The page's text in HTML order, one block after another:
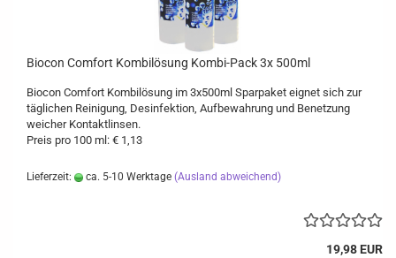
Biocon Comfort Kombilösung Kombi-Pack 3x 500ml
Biocon Comfort Kombilösung im 3x500ml Sparpaket eignet sich zur
täglichen Reinigung, Desinfektion, Aufbewahrung und Benetzung
weicher Kontaktlinsen.
Preis pro 100 ml: € 1,13
Lieferzeit: ca. 5-10 Werktage (Ausland abweichend)
19,98 EUR